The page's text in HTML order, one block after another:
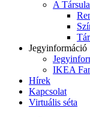
A
Jegyinformáció
IKEA
Hírek
Kapcsolat
Virtuális séta